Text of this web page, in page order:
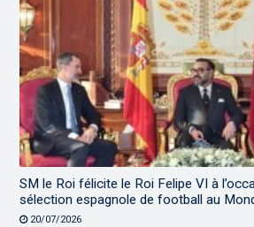
SM le Roi félicite le Roi Felipe VI à
sélection espagnole de football au
20/07/2026